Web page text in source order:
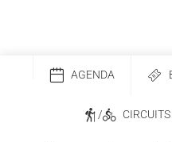
AGENDA
/ CIRCUITS